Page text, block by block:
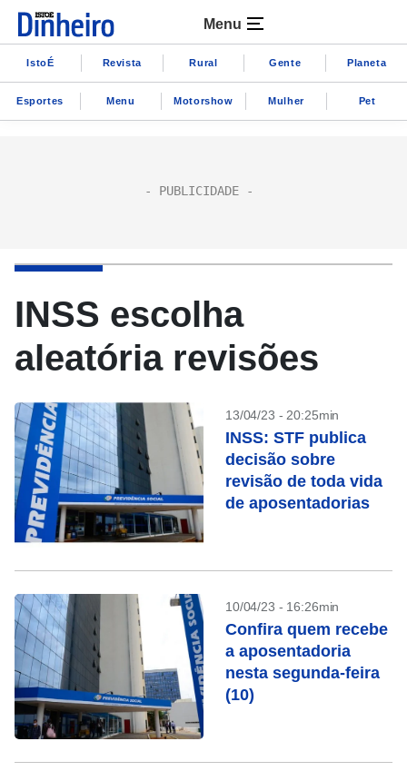
Menu
IstoÉ Revista Rural Gente Planeta
Esportes Menu Motorshow Mulher Pet
INSS escolha
aleatória revisões
13/04/23 - 20:25min
INSS: STF publica
decisão sobre
revisão de toda vida
de aposentadorias
10/04/23 - 16:26min
Confira quem recebe
a aposentadoria
nesta segunda-feira
(10)